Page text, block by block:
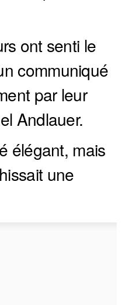
ont senti le
communiqué
par leur
Andlauer.
élégant, mais
une